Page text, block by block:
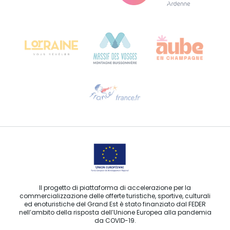
Bureau de Colmar (sede operativa)
Contattaci per e-mail
Il progetto di piattaforma di accelerazione per la
commercializzazione delle offerte turistiche, sportive, culturali
ed enoturistiche del Grand Est è stato finanziato dal FEDER
nell’ambito della risposta dell’Unione Europea alla pandemia
da COVID-19.